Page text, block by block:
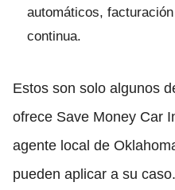
automáticos,
continua.
Estos son solo algunos
ofrece Save Money Car
agente local de
pueden aplicar a su caso.